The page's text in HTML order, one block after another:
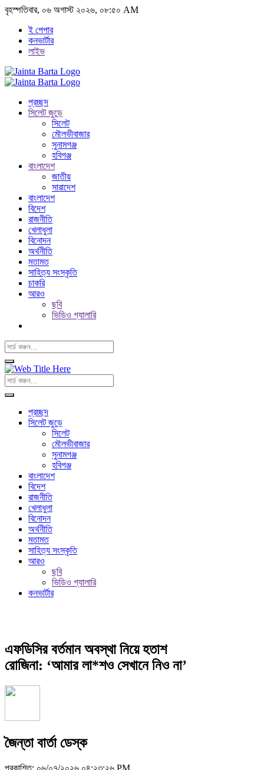
বৃহস্পতিবার, ০৬ অগাস্ট ২০২৬, ০৮:৫০ AM
ই পেপার
কনভার্টার
লাইভ
প্রচ্ছদ
সিলেট জুড়ে
সিলেট
মৌলভীবাজার
সুনামগঞ্জ
হবিগঞ্জ
বাংলাদেশ
জাতীয়
সারাদেশ
বাংলাদেশ
বিদেশ
রাজনীতি
খেলাধুলা
বিনোদন
অর্থনীতি
মতামত
সাহিত্য সংস্কৃতি
চাকরি
আরও
ছবি
ভিডিও গ্যালারি
প্রচ্ছদ
সিলেট জুড়ে
সিলেট
মৌলভীবাজার
সুনামগঞ্জ
হবিগঞ্জ
বাংলাদেশ
বিদেশ
রাজনীতি
খেলাধুলা
বিনোদন
অর্থনীতি
মতামত
সাহিত্য সংস্কৃতি
আরও
ছবি
ভিডিও গ্যালারি
কনভার্টার
এফডিসির বর্তমান অবস্থা নিয়ে হতাশ
রোজিনা: ‘আমার লা*শও সেখানে নিও না’
জৈন্তা বার্তা ডেস্ক
প্রকাশিত: ০৬/০৭/২০২৬ ০৪:২৩:২৬ PM